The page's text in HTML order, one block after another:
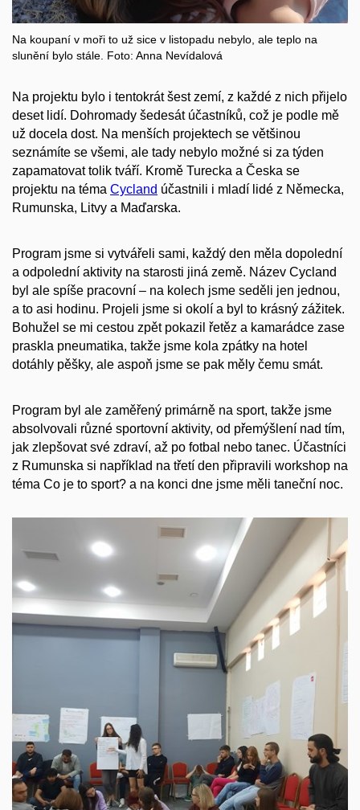
Na koupaní v moři to už sice v listopadu nebylo, ale teplo na
slunění bylo stále. Foto: Anna Nevídalová
Na projektu bylo i tentokrát šest zemí, z každé z nich přijelo
deset lidí. Dohromady šedesát účastníků, což je podle mě
už docela dost. Na menších projektech se většinou
seznámíte se všemi, ale tady nebylo možné si za týden
zapamatovat tolik tváří. Kromě Turecka a Česka se
projektu na téma Cycland účastnili i mladí lidé z Německa,
Rumunska, Litvy a Maďarska.
Program jsme si vytvářeli sami, každý den měla dopolední
a odpolední aktivity na starosti jiná země. Název Cycland
byl ale spíše pracovní – na kolech jsme seděli jen jednou,
a to asi hodinu. Projeli jsme si okolí a byl to krásný zážitek.
Bohužel se mi cestou zpět pokazil řetěz a kamarádce zase
praskla pneumatika, takže jsme kola zpátky na hotel
dotáhly pěšky, ale aspoň jsme se pak měly čemu smát.
Program byl ale zaměřený primárně na sport, takže jsme
absolvovali různé sportovní aktivity, od přemýšlení nad tím,
jak zlepšovat své zdraví, až po fotbal nebo tanec. Účastníci
z Rumunska si například na třetí den připravili workshop na
téma Co je to sport? a na konci dne jsme měli taneční noc.